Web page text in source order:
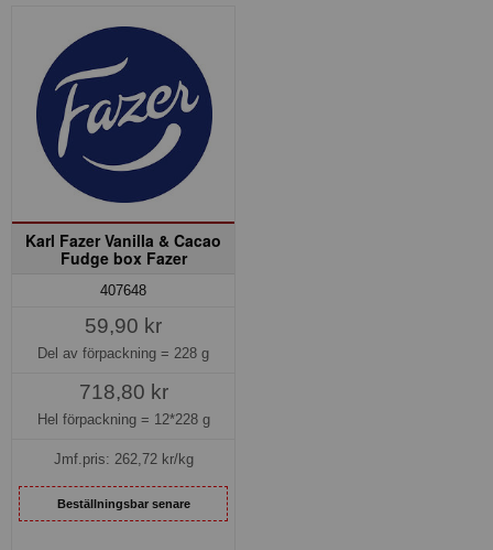
Karl Fazer Vanilla & Cacao
Fudge box Fazer
407648
59,90 kr
Del av förpackning = 228 g
718,80 kr
Hel förpackning = 12*228 g
Jmf.pris: 262,72kr/kg
Beställningsbar senare